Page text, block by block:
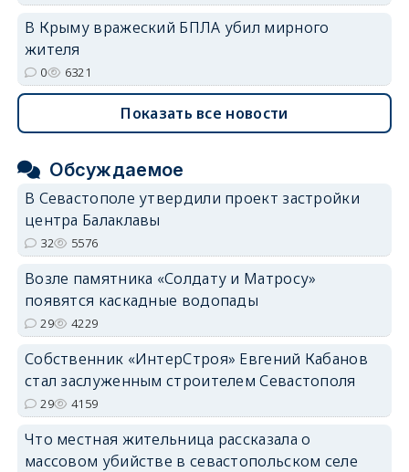
В Крыму вражеский БПЛА убил мирного
жителя
0 6321
Показать все новости
Обсуждаемое
В Севастополе утвердили проект застройки
центра Балаклавы
32 5576
Возле памятника «Солдату и Матросу»
появятся каскадные водопады
29 4229
Собственник «ИнтерСтроя» Евгений Кабанов
стал заслуженным строителем Севастополя
29 4159
Что местная жительница рассказала о
массовом убийстве в севастопольском селе